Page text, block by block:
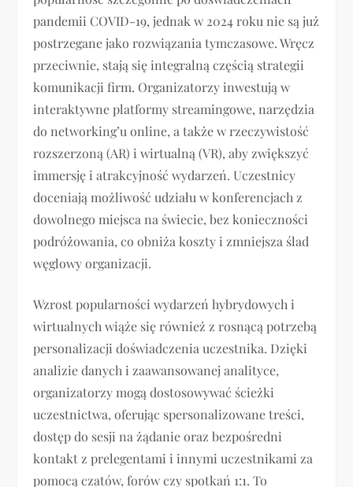
pandemii COVID-19, jednak w 2024 roku nie są już
postrzegane jako rozwiązania tymczasowe. Wręcz
przeciwnie, stają się integralną częścią strategii
komunikacji firm. Organizatorzy inwestują w
interaktywne platformy streamingowe, narzędzia
do networking’u online, a także w rzeczywistość
rozszerzoną (AR) i wirtualną (VR), aby zwiększyć
immersję i atrakcyjność wydarzeń. Uczestnicy
doceniają możliwość udziału w konferencjach z
dowolnego miejsca na świecie, bez konieczności
podróżowania, co obniża koszty i zmniejsza ślad
węglowy organizacji.
Wzrost popularności wydarzeń hybrydowych i
wirtualnych wiąże się również z rosnącą potrzebą
personalizacji doświadczenia uczestnika. Dzięki
analizie danych i zaawansowanej analityce,
organizatorzy mogą dostosowywać ścieżki
uczestnictwa, oferując spersonalizowane treści,
dostęp do sesji na żądanie oraz bezpośredni
kontakt z prelegentami i innymi uczestnikami za
pomocą czatów, forów czy spotkań 1:1. To